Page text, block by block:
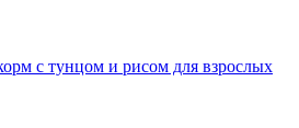
с тунцом и рисом для взрослых